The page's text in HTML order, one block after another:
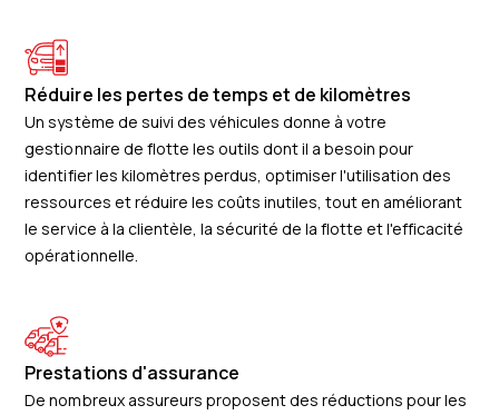
Réduire les pertes de temps et de kilomètres
Un système de suivi des véhicules donne à votre
gestionnaire de flotte les outils dont il a besoin pour
identifier les kilomètres perdus, optimiser l'utilisation des
ressources et réduire les coûts inutiles, tout en améliorant
le service à la clientèle, la sécurité de la flotte et l'efficacité
opérationnelle.
Prestations d'assurance
De nombreux assureurs proposent des réductions pour les